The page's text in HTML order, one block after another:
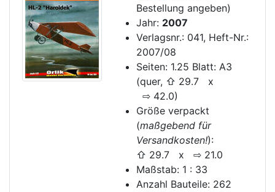
Bestellung angeben)
Jahr: 2007
Verlagsnr.: 041, Heft-Nr.:
2007/08
Seiten: 1.25 Blatt: A3
(quer, ⇧ 29.7 x
⇨ 42.0)
Größe verpackt
(maßgebend für
Versandkosten!):
⇧ 29.7 x ⇨ 21.0
Maßstab: 1 : 33
Anzahl Bauteile: 262